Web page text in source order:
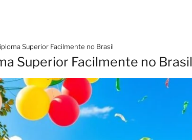
Superior Facilmente no Brasil
Superior Facilmente no Brasil